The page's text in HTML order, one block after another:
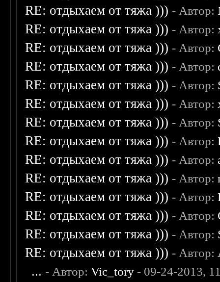
RE: отдыхаем от тяжа ))) - Автор:
RE: отдыхаем от тяжа ))) - Автор:
RE: отдыхаем от тяжа ))) - Автор:
RE: отдыхаем от тяжа ))) - Автор:
RE: отдыхаем от тяжа ))) - Автор:
RE: отдыхаем от тяжа ))) - Автор:
RE: отдыхаем от тяжа ))) - Автор:
RE: отдыхаем от тяжа ))) - Автор:
RE: отдыхаем от тяжа ))) - Автор:
RE: отдыхаем от тяжа ))) - Автор:
RE: отдыхаем от тяжа ))) - Автор:
RE: отдыхаем от тяжа ))) - Автор:
RE: отдыхаем от тяжа ))) - Автор:
RE: отдыхаем от тяжа ))) - Автор:
... - Автор:Vic_tory - 09-24-2013,